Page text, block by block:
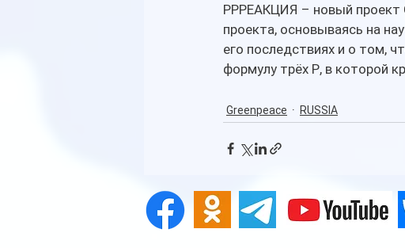
РРРЕАКЦИЯ – новый проект
проекта, основываясь на
его последствиях и о том,
формулу трёх Р, в которой
Greenpeace RUSSIA